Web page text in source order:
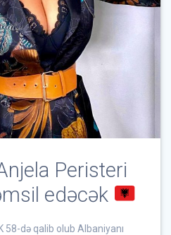
Peristeri
edəcək
58-də qalib olub Albaniyanı